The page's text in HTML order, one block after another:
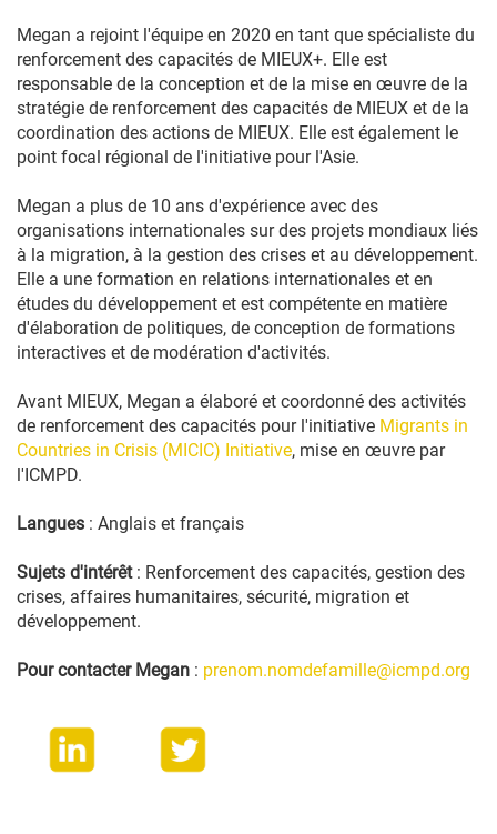
Megan a rejoint l'équipe en 2020 en tant que spécialiste du
renforcement des capacités de MIEUX+. Elle est
responsable de la conception et de la mise en œuvre de la
stratégie de renforcement des capacités de MIEUX et de la
coordination des actions de MIEUX. Elle est également le
point focal régional de l'initiative pour l'Asie.
Megan a plus de 10 ans d'expérience avec des
organisations internationales sur des projets mondiaux liés
à la migration, à la gestion des crises et au développement.
Elle a une formation en relations internationales et en
études du développement et est compétente en matière
d'élaboration de politiques, de conception de formations
interactives et de modération d'activités.
Avant MIEUX, Megan a élaboré et coordonné des activités
de renforcement des capacités pour l'initiative Migrants in
Countries in Crisis (MICIC) Initiative, mise en œuvre par
l'ICMPD.
Langues : Anglais et français
Sujets d'intérêt: Renforcement des capacités, gestion des
crises, affaires humanitaires, sécurité, migration et
développement.
Pour contacter Megan : prenom.nomdefamille@icmpd.org